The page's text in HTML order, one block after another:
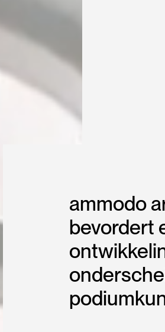
ammodo
bevordert